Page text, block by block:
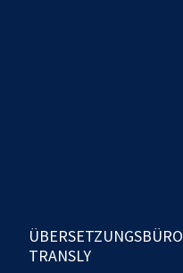
ÜBERSETZUNGSBÜRO
TRANSLY